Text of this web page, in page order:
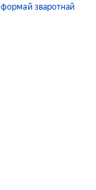
формай зваротнай